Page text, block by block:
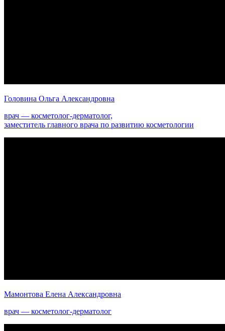
Головина Ольга Александровна
врач — косметолог-дерматолог,
заместитель главного врача по развитию косметологии
Мамонтова Елена Александровна
врач — косметолог-дерматолог